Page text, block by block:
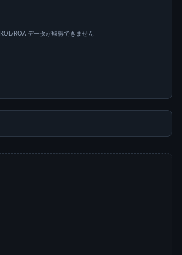
ROE/ROA データが取得できません